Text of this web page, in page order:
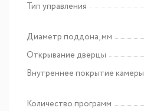
Тип управления
Диаметр поддона, мм
Открывание дверцы
Внутреннее покрытие камеры
Количество программ